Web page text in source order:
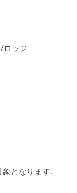
ロッジ
となります。